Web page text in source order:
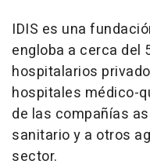
IDIS es una
engloba a cerca del
hospitalarios
hospitales médico-
de las compañías
sanitario y a otros
sector.